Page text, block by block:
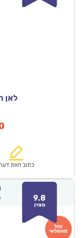
לאן
₪64.00.
המחיר
הוא:
כתוב חוות
9.8
מצוין